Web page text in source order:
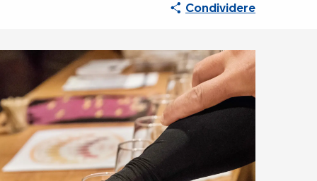
Condividere